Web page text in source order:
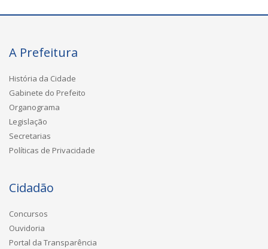
A Prefeitura
História da Cidade
Gabinete do Prefeito
Organograma
Legislação
Secretarias
Políticas de Privacidade
Cidadão
Concursos
Ouvidoria
Portal da Transparência